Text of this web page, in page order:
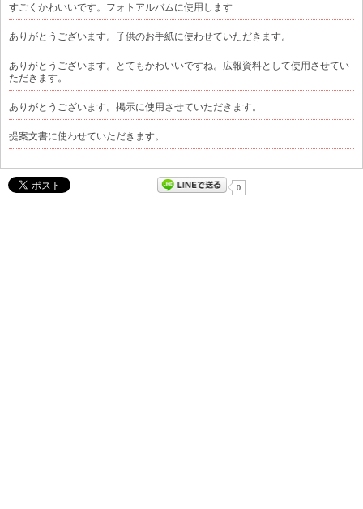
すごくかわいいです。フォトアルバムに使用します
ありがとうございます。子供のお手紙に使わせていただきます。
ありがとうございます。とてもかわいいですね。広報資料として使用させてい
ただきます。
ありがとうございます。掲示に使用させていただきます。
提案文書に使わせていただきます。
0